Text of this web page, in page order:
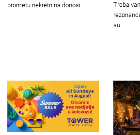
prometu nekretnina donosi…
Treba
su…